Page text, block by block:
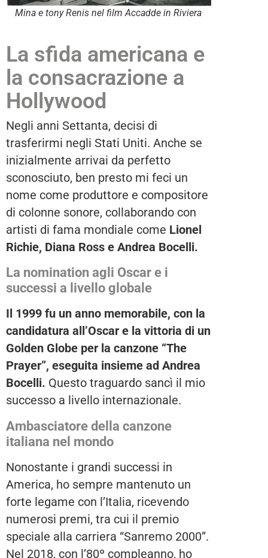
Mina e tony Renis nel film Accadde in Riviera
La sfida americana e
la consacrazione a
Hollywood
Negli anni Settanta, decisi di
trasferirmi negli Stati Uniti. Anche se
inizialmente arrivai da perfetto
sconosciuto, ben presto mi feci un
nome come produttore e compositore
di colonne sonore, collaborando con
artisti di fama mondiale come Lionel
Richie, Diana Ross e Andrea Bocelli.
La nomination agli Oscar e i
successi a livello globale
Il 1999 fu un anno memorabile, con la
candidatura all’Oscar e la vittoria di un
Golden Globe per la canzone “The
Prayer”, eseguita insieme ad Andrea
Bocelli. Questo traguardo sancì il mio
successo a livello internazionale.
Ambasciatore della canzone
italiana nel mondo
Nonostante i grandi successi in
America, ho sempre mantenuto un
forte legame con l’Italia, ricevendo
numerosi premi, tra cui il premio
speciale alla carriera “Sanremo 2000”.
Nel 2018, con l’80º compleanno, ho